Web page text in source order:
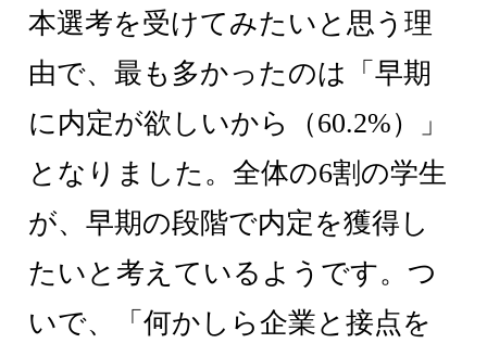
本選考を受けてみたいと思う理
由で、最も多かったのは「早期
に内定が欲しいから（60.2%）」
となりました。全体の6割の学生
が、早期の段階で内定を獲得し
たいと考えているようです。つ
いで、「何かしら企業と接点を